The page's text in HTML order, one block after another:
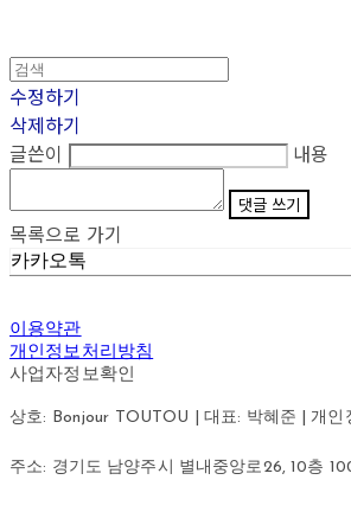
수정하기
삭제하기
글쓴이
내용
댓글 쓰기
목록으로 가기
카카오톡
이용약관
개인정보처리방침
사업자정보확인
상호: Bonjour TOUTOU | 대표: 박혜준 | 개
주소: 경기도 남양주시 별내중앙로26, 10층